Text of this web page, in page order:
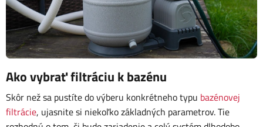
Ako vybrať filtráciu k bazénu
Skôr než sa pustíte do výberu konkrétneho typu bazénovej
filtrácie, ujasnite si niekoľko základných parametrov. Tie